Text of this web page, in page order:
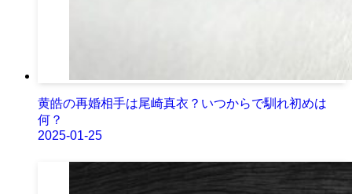
黄皓の再婚相手は尾崎真衣？いつからで馴れ初めは
何？
2025-01-25